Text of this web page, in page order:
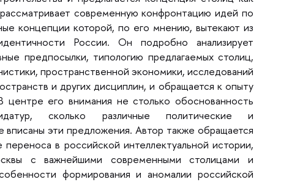
современную конфронтацию идей по
концепции которой, по его мнению, вытекают из
России. Он подробно анализирует
предпосылки, типологию предлагаемых столиц,
пространственной экономики, исследований
и других дисциплин, и обращается к опыту
центре его внимания не столько обоснованность
сколько различные политические и
эти предложения. Автор также обращается
в российской интеллектуальной истории,
с важнейшими современными столицами и
формирования и аномалии российской